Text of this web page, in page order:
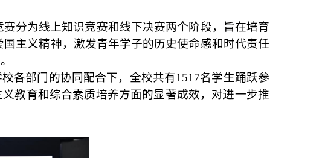
分为线上知识竞赛和线下决赛两个阶段， 旨在培育
主义精神，激发青年学子的历史使命感和时代责任
各部门的协同配合下，全校共有1517名学生踊跃参
教育和综合素质培养方面的显著成效，对进一步推